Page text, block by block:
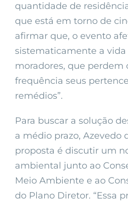
quantidade de
que está em torno de
afirmar que, o evento
sistematicamente a vida
moradores, que perdem
frequência seus
remédios”.
Para buscar a solução
a médio prazo, Azevedo
proposta é discutir um
ambiental junto ao
Meio Ambiente e ao
do Plano Diretor. “Essa